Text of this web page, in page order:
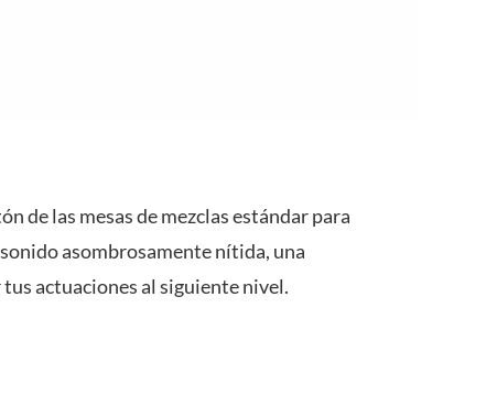
de las mesas de mezclas estándar para
asombrosamente nítida, una
actuaciones al siguiente nivel.